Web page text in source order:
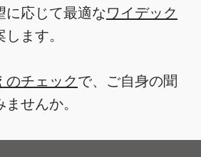
に応じて最適なワイデック
ます。
のチェックで、ご自身の聞
せんか。